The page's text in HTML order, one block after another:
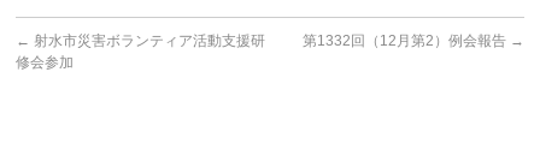
← 射水市災害ボランティア活動支援研
修会参加
第1332回（12月第2）例会報告 →